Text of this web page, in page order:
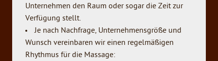
Unternehmen den Raum oder sogar die Zeit zur
Verfügung stellt.
Je nach Nachfrage, Unternehmensgröße und
Wunsch vereinbaren wir einen regelmäßigen
Rhythmus für die Massage: